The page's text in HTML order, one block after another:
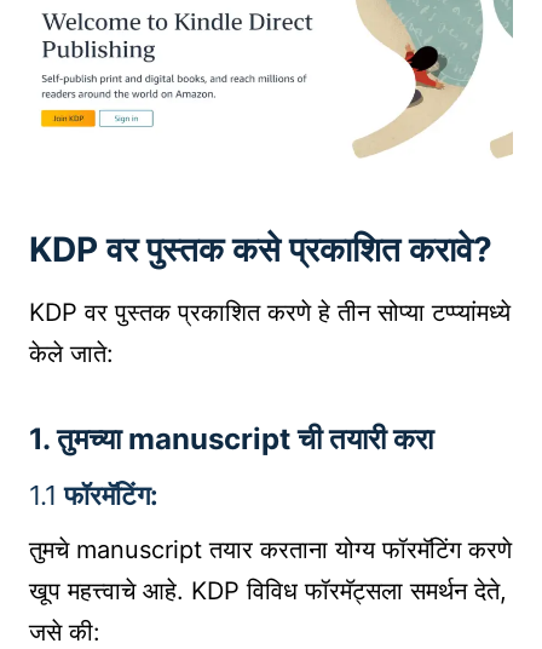
KDP वर पुस्तक कसे प्रकाशित करावे?
KDP वर पुस्तक प्रकाशित करणे हे तीन सोप्या टप्प्यांमध्ये
केले जाते:
1.तुमच्या manuscript ची तयारी करा
1.1फॉरमॅटिंग:
तुमचे manuscript तयार करताना योग्य फॉरमॅटिंग करणे
खूप महत्त्वाचे आहे. KDP विविध फॉरमॅट्सला समर्थन देते,
जसे की: